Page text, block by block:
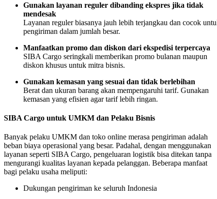
Gunakan layanan reguler dibanding ekspres jika tidak
mendesak
Layanan reguler biasanya jauh lebih terjangkau dan cocok
pengiriman dalam jumlah besar.
Manfaatkan promo dan diskon dari ekspedisi terpercaya
SIBA Cargo seringkali memberikan promo bulanan maupun
diskon khusus untuk mitra bisnis.
Gunakan kemasan yang sesuai dan tidak berlebihan
Berat dan ukuran barang akan mempengaruhi tarif. Gunakan
kemasan yang efisien agar tarif lebih ringan.
SIBA Cargo untuk UMKM dan Pelaku Bisnis
Banyak pelaku UMKM dan toko online merasa pengiriman adalah
beban biaya operasional yang besar. Padahal, dengan menggunakan
layanan seperti SIBA Cargo, pengeluaran logistik bisa ditekan tanpa
mengurangi kualitas layanan kepada pelanggan. Beberapa manfaat
bagi pelaku usaha meliputi:
Dukungan pengiriman ke seluruh Indonesia